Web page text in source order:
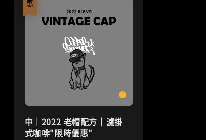
中｜2022 老帽配方｜濾掛
式咖啡"限時優惠"